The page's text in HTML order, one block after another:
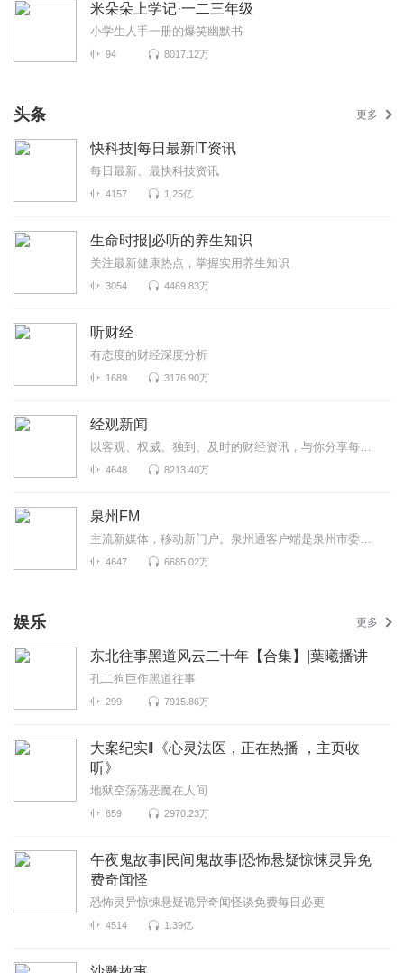
米朵朵上学记·一二三年级
小学生人手一册的爆笑幽默书
94 8017.12万
头条 更多
快科技|每日最新IT资讯
每日最新、最快科技资讯
4157 1.25亿
生命时报|必听的养生知识
关注最新健康热点，掌握实用养生知识
3054 4469.83万
听财经
有态度的财经深度分析
1689 3176.90万
经观新闻
以客观、权威、独到、及时的财经资讯，与你分享每个重要时刻！A股每日复盘、大公司财报正在持续更新中！
4648 8213.40万
泉州FM
主流新媒体，移动新门户。泉州通客户端是泉州市委市政府重点扶持、泉州晚报社全力打造的泉州智慧城市移...
4647 6685.02万
娱乐 更多
东北往事黑道风云二十年【合集】|葉曦播讲
孔二狗巨作黑道往事
299 7915.86万
大案纪实‖《心灵法医，正在热播 ，主页收
听》
地狱空荡荡恶魔在人间
659 2970.23万
午夜鬼故事|民间鬼故事|恐怖悬疑惊悚灵异免
费奇闻怪
恐怖灵异惊悚悬疑诡异奇闻怪谈免费每日必更
4514 1.39亿